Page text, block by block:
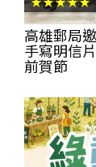
高雄郵局
手寫明信
前賀節